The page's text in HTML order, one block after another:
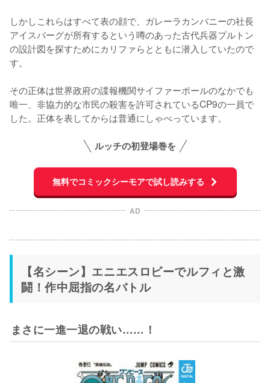
しかしこれらはすべて表の顔で、ガレーラカンパニーの社長
アイスバーグが所有するという噂のあった古代兵器プルトン
の設計図を探すためにカリファらとともに潜入していたので
す。
その正体は世界政府の諜報機関サイファーポールのなかでも
唯一、非協力的な市民の殺害を許可されているCP9の一員で
した。正体を表してからは普通にしゃべっています。
ルッチの初登場巻を
無料でコミックシーモアで試し読みする
AD
【名シーン】エニエスロビーでルフィと激
闘！作中屈指の名バトル
まさに一進一退の戦い……！